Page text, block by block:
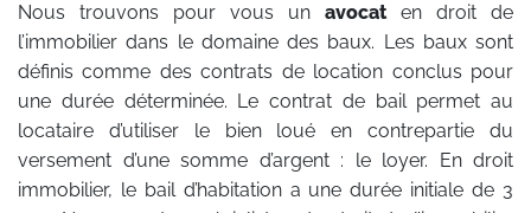
Nous trouvons pour vous un avocat en droit de
l’immobilier dans le domaine des baux. Les baux sont
définis comme des contrats de location conclus pour
une durée déterminée. Le contrat de bail permet au
locataire d’utiliser le bien loué en contrepartie du
versement d’une somme d’argent : le loyer. En droit
immobilier, le bail d’habitation a une durée initiale de 3